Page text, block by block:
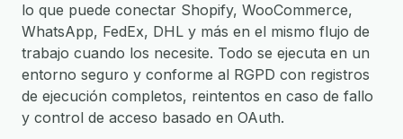
lo que puede conectar Shopify, WooCommerce,
WhatsApp, FedEx, DHL y más en el mismo flujo de
trabajo cuando los necesite. Todo se ejecuta en un
entorno seguro y conforme al RGPD con registros
de ejecución completos, reintentos en caso de fallo
y control de acceso basado en OAuth.